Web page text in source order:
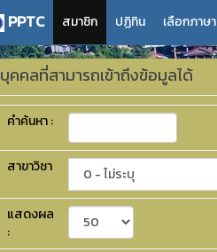
PPTC สมาชิก ปฏิทิน เลือกภาษา
บุคคลที่สามารถเข้าถึงข้อมูลได้
คำค้นหา :
สาขาวิชา
แสดงผล
: